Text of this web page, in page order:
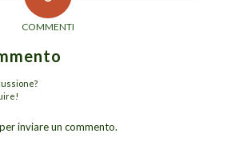
COMMENTI
per inviare un commento.